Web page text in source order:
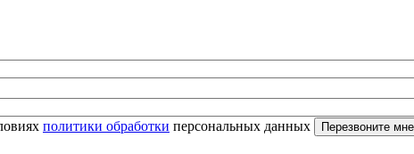
политики обработки персональных данных